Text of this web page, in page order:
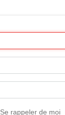
Se rappeler de moi